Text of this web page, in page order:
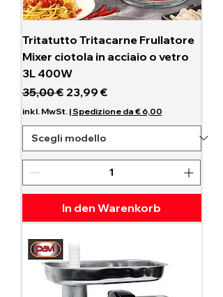
Tritatutto Tritacarne Frullatore
Mixer ciotola in acciaio o vetro
3L 400W
Standardpreis
35,00 € Sale-Preis
23,99 €
inkl. MwSt. |Spedizione da € 6,00
In den Warenkorb